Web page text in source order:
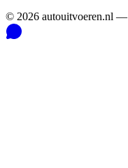
© 2026 autouitvoeren.nl —